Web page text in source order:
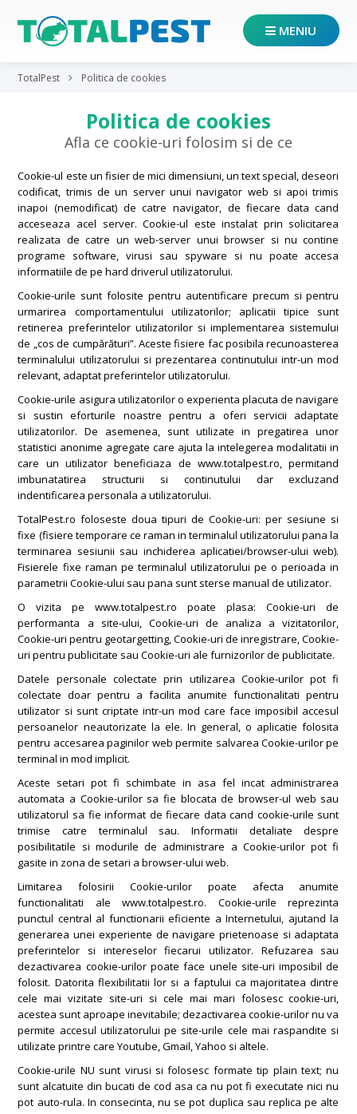
MENIU
TotalPest Politica de cookies
Politica de cookies
Afla ce cookie-uri folosim si de ce
Cookie-ul este un fisier de mici dimensiuni, un text special, deseori
codificat, trimis de un server unui navigator web si apoi trimis
inapoi (nemodificat) de catre navigator, de fiecare data cand
acceseaza acel server. Cookie-ul este instalat prin solicitarea
realizata de catre un web-server unui browser si nu contine
programe software, virusi sau spyware si nu poate accesa
informatiile de pe hard driverul utilizatorului.
Cookie-urile sunt folosite pentru autentificare precum si pentru
urmarirea comportamentului utilizatorilor; aplicatii tipice sunt
retinerea preferintelor utilizatorilor si implementarea sistemului
de „cos de cumpărături”. Aceste fisiere fac posibila recunoasterea
terminalului utilizatorului si prezentarea continutului intr-un mod
relevant, adaptat preferintelor utilizatorului.
Cookie-urile asigura utilizatorilor o experienta placuta de navigare
si sustin eforturile noastre pentru a oferi servicii adaptate
utilizatorilor. De asemenea, sunt utilizate in pregatirea unor
statistici anonime agregate care ajuta la intelegerea modalitatii in
care un utilizator beneficiaza de www.totalpest.ro, permitand
imbunatatirea structurii si continutului dar excluzand
indentificarea personala a utilizatorului.
TotalPest.ro foloseste doua tipuri de Cookie-uri: per sesiune si
fixe (fisiere temporare ce raman in terminalul utilizatorului pana la
terminarea sesiunii sau inchiderea aplicatiei/browser-ului web).
Fisierele fixe raman pe terminalul utilizatorului pe o perioada in
parametrii Cookie-ului sau pana sunt sterse manual de utilizator.
O vizita pe www.totalpest.ro poate plasa: Cookie-uri de
performanta a site-ului, Cookie-uri de analiza a vizitatorilor,
Cookie-uri pentru geotargetting, Cookie-uri de inregistrare, Cookie-
uri pentru publicitate sau Cookie-uri ale furnizorilor de publicitate.
Datele personale colectate prin utilizarea Cookie-urilor pot fi
colectate doar pentru a facilita anumite functionalitati pentru
utilizator si sunt criptate intr-un mod care face imposibil accesul
persoanelor neautorizate la ele. In general, o aplicatie folosita
pentru accesarea paginilor web permite salvarea Cookie-urilor pe
terminal in mod implicit.
Aceste setari pot fi schimbate in asa fel incat administrarea
automata a Cookie-urilor sa fie blocata de browser-ul web sau
utilizatorul sa fie informat de fiecare data cand cookie-urile sunt
trimise catre terminalul sau. Informatii detaliate despre
posibilitatile si modurile de administrare a Cookie-urilor pot fi
gasite in zona de setari a browser-ului web.
Limitarea folosirii Cookie-urilor poate afecta anumite
functionalitati ale www.totalpest.ro. Cookie-urile reprezinta
punctul central al functionarii eficiente a Internetului, ajutand la
generarea unei experiente de navigare prietenoase si adaptata
preferintelor si intereselor fiecarui utilizator. Refuzarea sau
dezactivarea cookie-urilor poate face unele site-uri imposibil de
folosit. Datorita flexibilitatii lor si a faptului ca majoritatea dintre
cele mai vizitate site-uri si cele mai mari folosesc cookie-uri,
acestea sunt aproape inevitabile; dezactivarea cookie-urilor nu va
permite accesul utilizatorului pe site-urile cele mai raspandite si
utilizate printre care Youtube, Gmail, Yahoo si altele.
Cookie-urile NU sunt virusi si folosesc formate tip plain text; nu
sunt alcatuite din bucati de cod asa ca nu pot fi executate nici nu
pot auto-rula. In consecinta, nu se pot duplica sau replica pe alte